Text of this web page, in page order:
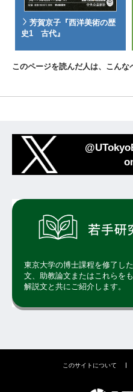
芳賀京子『西洋美術の歴
史1 古代』
このページを読んだ人は、こんな
東京大学の博士課程を修了し
文、助教論文またはこれらを
解説文と共にご紹介します。
このサイトについて